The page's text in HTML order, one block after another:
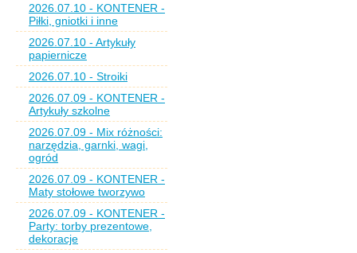
2026.07.10 - KONTENER -
Piłki, gniotki i inne
2026.07.10 - Artykuły
papiernicze
2026.07.10 - Stroiki
2026.07.09 - KONTENER -
Artykuły szkolne
2026.07.09 - Mix różności:
narzędzia, garnki, wagi,
ogród
2026.07.09 - KONTENER -
Maty stołowe tworzywo
2026.07.09 - KONTENER -
Party: torby prezentowe,
dekoracje